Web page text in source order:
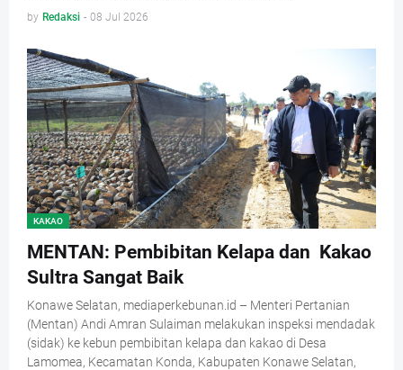
by Redaksi - 08 Jul 2026
KAKAO
MENTAN: Pembibitan Kelapa dan Kakao
Sultra Sangat Baik
Konawe Selatan, mediaperkebunan.id – Menteri Pertanian
(Mentan) Andi Amran Sulaiman melakukan inspeksi mendadak
(sidak) ke kebun pembibitan kelapa dan kakao di Desa
Lamomea, Kecamatan Konda, Kabupaten Konawe Selatan,